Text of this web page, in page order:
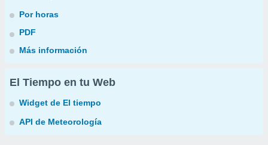
Por horas
PDF
Más información
El Tiempo en tu Web
Widget de El tiempo
API de Meteorología